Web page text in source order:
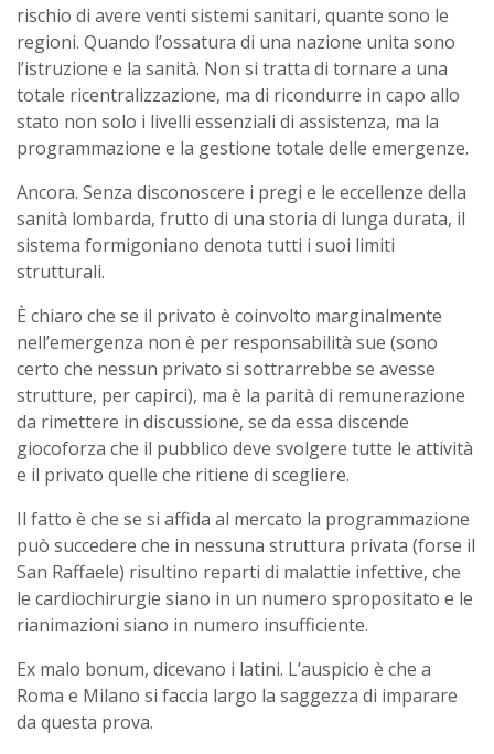
rischio di avere venti sistemi sanitari, quante sono le
regioni. Quando l’ossatura di una nazione unita sono
l’istruzione e la sanità. Non si tratta di tornare a una
totale ricentralizzazione, ma di ricondurre in capo allo
stato non solo i livelli essenziali di assistenza, ma la
programmazione e la gestione totale delle emergenze.
Ancora. Senza disconoscere i pregi e le eccellenze della
sanità lombarda, frutto di una storia di lunga durata, il
sistema formigoniano denota tutti i suoi limiti
strutturali.
È chiaro che se il privato è coinvolto marginalmente
nell’emergenza non è per responsabilità sue (sono
certo che nessun privato si sottrarrebbe se avesse
strutture, per capirci), ma è la parità di remunerazione
da rimettere in discussione, se da essa discende
giocoforza che il pubblico deve svolgere tutte le attività
e il privato quelle che ritiene di scegliere.
Il fatto è che se si affida al mercato la programmazione
può succedere che in nessuna struttura privata (forse il
San Raffaele) risultino reparti di malattie infettive, che
le cardiochirurgie siano in un numero spropositato e le
rianimazioni siano in numero insufficiente.
Ex malo bonum, dicevano i latini. L’auspicio è che a
Roma e Milano si faccia largo la saggezza di imparare
da questa prova.